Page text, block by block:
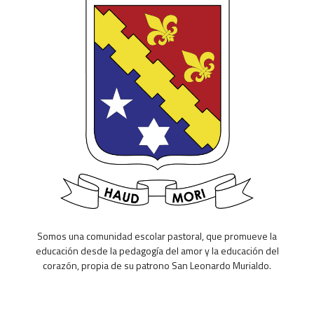
Somos una comunidad escolar pastoral, que promueve la
educación desde la pedagogía del amor y la educación del
corazón, propia de su patrono San Leonardo Murialdo.